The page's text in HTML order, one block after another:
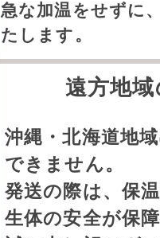
急な加温をせずに
たします。
遠方地
沖縄・北海道地
できません。
発送の際は、保
生体の安全が保